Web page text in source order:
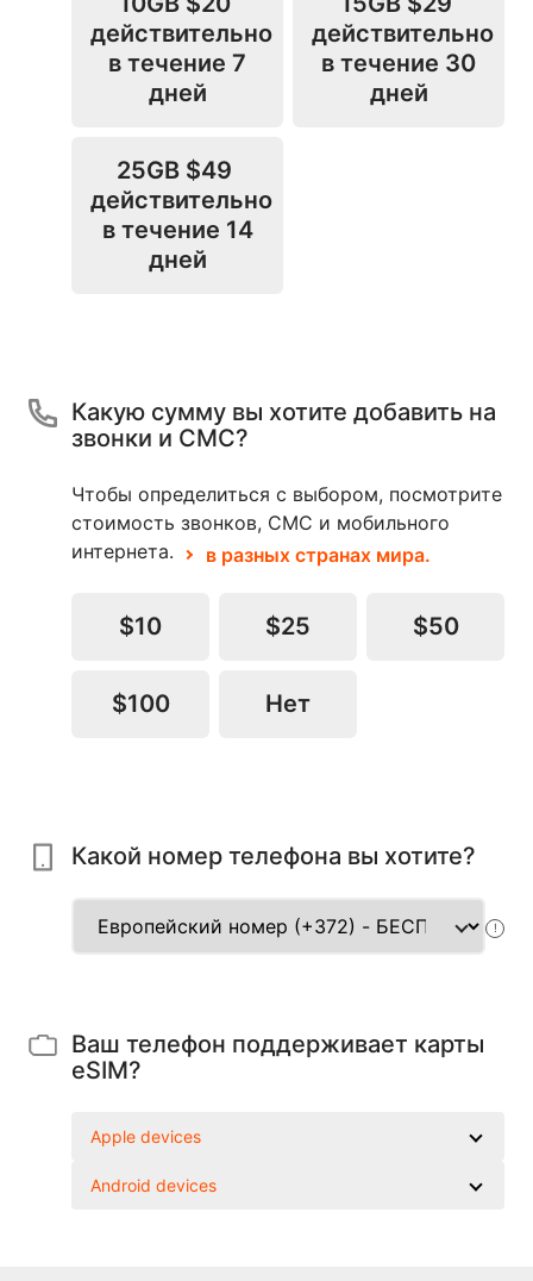
действительно
в течение 7
дней
действительно
в течение 30
дней
25GB $49
действительно
в течение 14
дней
Какую сумму вы хотите добавить на
звонки и СМС?
Чтобы определиться с выбором, посмотрите
стоимость звонков, СМС и мобильного
интернета.
в разных странах мира.
$10 $25 $50
$100 Нет
Какой номер телефона вы хотите?
!
Ваш телефон поддерживает карты
eSIM?
Apple devices
Android devices